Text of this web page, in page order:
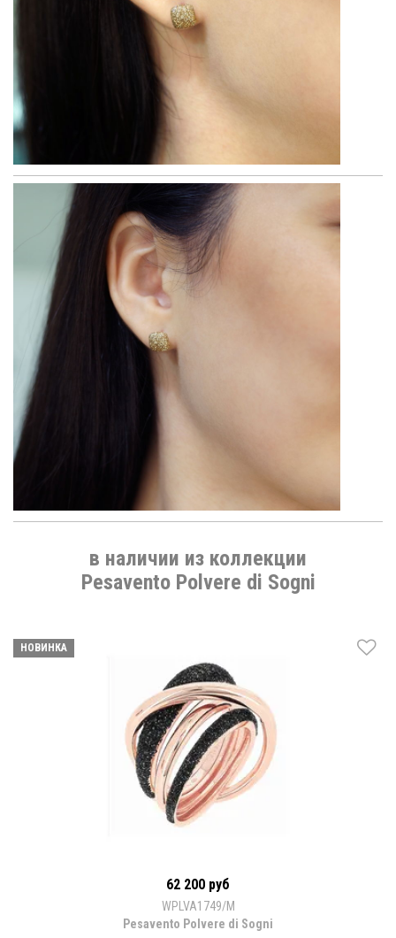
в наличии из коллекции
Pesavento Polvere di Sogni
НОВИНКА
62 200 руб
WPLVA1749/M
Pesavento Polvere di Sogni